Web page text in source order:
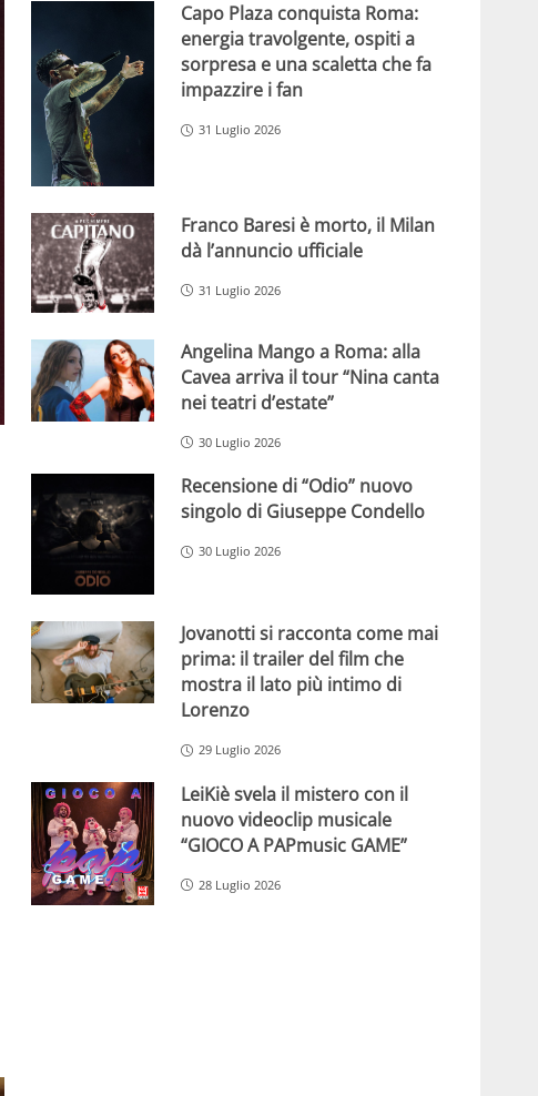
Capo Plaza conquista Roma:
energia travolgente, ospiti a
sorpresa e una scaletta che fa
impazzire i fan
31 Luglio 2026
Franco Baresi è morto, il Milan
dà l’annuncio ufficiale
31 Luglio 2026
Angelina Mango a Roma: alla
Cavea arriva il tour “Nina canta
nei teatri d’estate”
30 Luglio 2026
Recensione di “Odio” nuovo
singolo di Giuseppe Condello
30 Luglio 2026
Jovanotti si racconta come mai
prima: il trailer del film che
mostra il lato più intimo di
Lorenzo
29 Luglio 2026
LeiKiè svela il mistero con il
nuovo videoclip musicale
“GIOCO A PAPmusic GAME”
28 Luglio 2026